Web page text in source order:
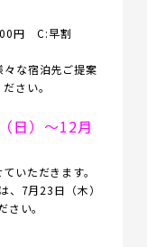
円 C:早割
な宿泊先ご提案
さい。
日）～12月
いただきます。
7月23日（木）
い。